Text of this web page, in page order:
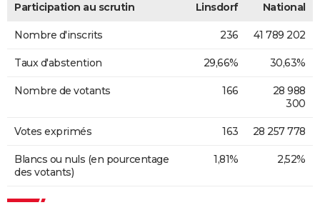
Participation au scrutin Linsdorf National
Nombre d'inscrits 236 41 789 202
Taux d'abstention 29,66% 30,63%
Nombre de votants 166
28 988
300
Votes exprimés 163 28 257 778
Blancs ou nuls (en pourcentage
des votants)
1,81% 2,52%